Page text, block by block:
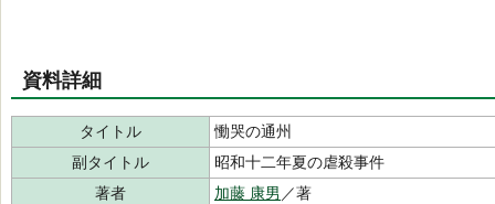
資料詳細
タイトル
慟哭の通州
副タイトル
昭和十二年夏の虐殺事件
著者
加藤 康男 ／著